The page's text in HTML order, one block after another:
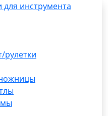
инструмента
рулетки